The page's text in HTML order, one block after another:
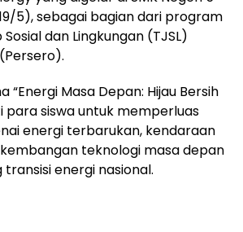
5), sebagai bagian dari program
dan Lingkungan (TJSL)
“Energi Masa Depan: Hijau Bersih
para siswa untuk memperluas
energi terbarukan, kendaraan
teknologi masa depan
energi nasional.